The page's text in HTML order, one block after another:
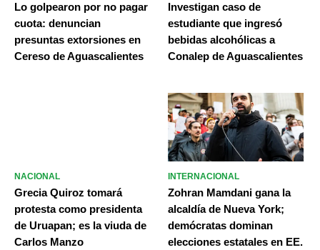
Lo golpearon por no pagar
cuota: denuncian
presuntas extorsiones en
Cereso de Aguascalientes
Investigan caso de
estudiante que ingresó
bebidas alcohólicas a
Conalep de Aguascalientes
NACIONAL
Grecia Quiroz tomará
protesta como presidenta
de Uruapan; es la viuda de
Carlos Manzo
INTERNACIONAL
Zohran Mamdani gana la
alcaldía de Nueva York;
demócratas dominan
elecciones estatales en EE.